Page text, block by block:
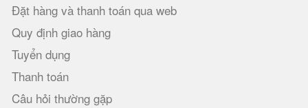
Đặt hàng và thanh toán qua web
Quy định giao hàng
Tuyển dụng
Thanh toán
Câu hỏi thường gặp